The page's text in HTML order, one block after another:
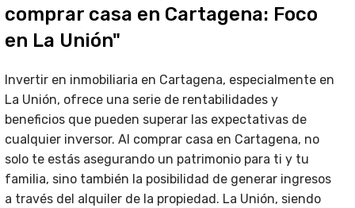
comprar casa en Cartagena: Foco
en La Unión"
Invertir en inmobiliaria en Cartagena, especialmente en
La Unión, ofrece una serie de rentabilidades y
beneficios que pueden superar las expectativas de
cualquier inversor. Al comprar casa en Cartagena, no
solo te estás asegurando un patrimonio para ti y tu
familia, sino también la posibilidad de generar ingresos
a través del alquiler de la propiedad. La Unión, siendo